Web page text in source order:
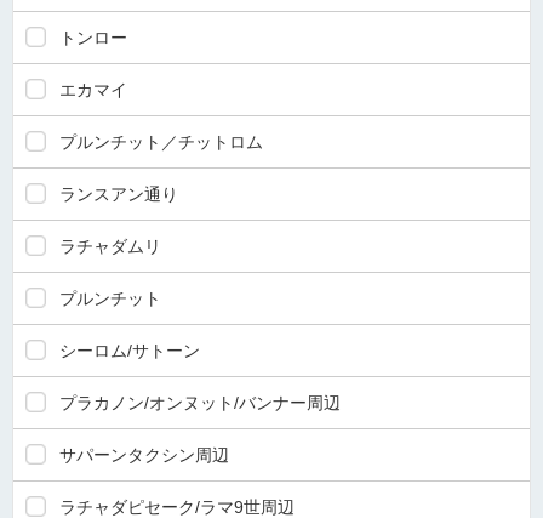
トンロー
エカマイ
プルンチット／チットロム
ランスアン通り
ラチャダムリ
プルンチット
シーロム/サトーン
プラカノン/オンヌット/バンナー周辺
サパーンタクシン周辺
ラチャダピセーク/ラマ9世周辺